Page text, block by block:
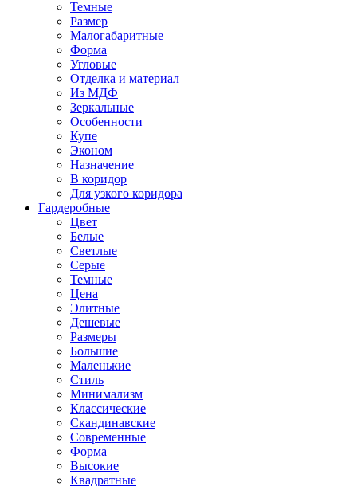
Темные
Размер
Малогабаритные
Форма
Угловые
Отделка и материал
Из МДФ
Зеркальные
Особенности
Купе
Эконом
Назначение
В коридор
Для узкого коридора
Гардеробные
Цвет
Белые
Светлые
Серые
Темные
Цена
Элитные
Дешевые
Размеры
Большие
Маленькие
Стиль
Минимализм
Классические
Скандинавские
Современные
Форма
Высокие
Квадратные